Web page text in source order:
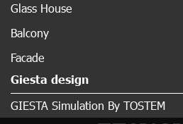
Glass House
Balcony
Facade
Giesta design
GIESTA Simulation By TOSTEM